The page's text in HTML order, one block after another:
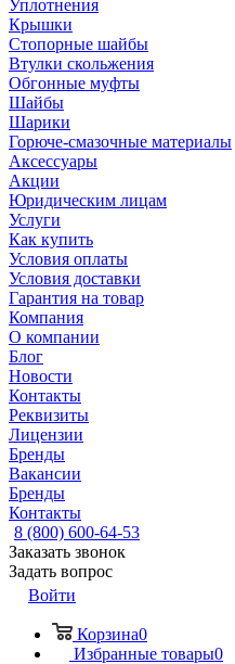
Уплотнения
Крышки
Стопорные шайбы
Втулки скольжения
Обгонные муфты
Шайбы
Шарики
Горюче-смазочные материалы
Аксессуары
Акции
Юридическим лицам
Услуги
Как купить
Условия оплаты
Условия доставки
Гарантия на товар
Компания
О компании
Блог
Новости
Контакты
Реквизиты
Лицензии
Бренды
Вакансии
Бренды
Контакты
8 (800) 600-64-53
Заказать звонок
Задать вопрос
Войти
Корзина0
Избранные товары0